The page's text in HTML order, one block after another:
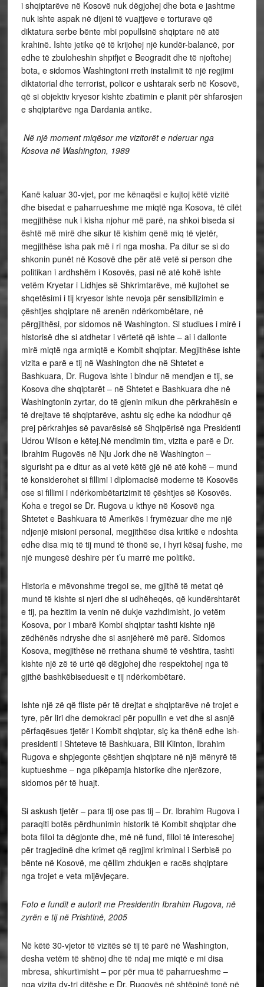
i shqiptarëve në Kosovë nuk dëgjohej dhe bota e jashtme
nuk ishte aspak në dijeni të vuajtjeve e torturave që
diktatura serbe bënte mbi popullsinë shqiptare në atë
krahinë. Ishte jetike që të krijohej një kundër-balancë, por
edhe të zbuloheshin shpifjet e Beogradit dhe të njoftohej
bota, e sidomos Washingtoni rreth instalimit të një regjimi
diktatorial dhe terrorist, policor e ushtarak serb në Kosovë,
që si objektiv kryesor kishte zbatimin e planit për shfarosjen
e shqiptarëve nga Dardania antike.
Në një moment miqësor me vizitorët e nderuar nga
Kosova në Washington, 1989
Kanë kaluar 30-vjet, por me kënaqësi e kujtoj këtë vizitë
dhe bisedat e paharrueshme me miqtë nga Kosova, të cilët
megjithëse nuk i kisha njohur më parë, na shkoi biseda si
është më mirë dhe sikur të kishim qenë miq të vjetër,
megjithëse isha pak më i ri nga mosha. Pa ditur se si do
shkonin punët në Kosovë dhe për atë vetë si person dhe
politikan i ardhshëm i Kosovës, pasi në atë kohë ishte
vetëm Kryetar i Lidhjes së Shkrimtarëve, më kujtohet se
shqetësimi i tij kryesor ishte nevoja për sensibilizimin e
çështjes shqiptare në arenën ndërkombëtare, në
përgjithësi, por sidomos në Washington. Si studiues i mirë i
historisë dhe si atdhetar i vërtetë që ishte – ai i dallonte
mirë miqtë nga armiqtë e Kombit shqiptar. Megjithëse ishte
vizita e parë e tij në Washington dhe në Shtetet e
Bashkuara, Dr. Rugova ishte i bindur në mendjen e tij, se
Kosova dhe shqiptarët – në Shtetet e Bashkuara dhe në
Washingtonin zyrtar, do të gjenin mikun dhe përkrahësin e
të drejtave të shqiptarëve, ashtu siç edhe ka ndodhur që
prej përkrahjes së pavarësisë së Shqipërisë nga Presidenti
Udrou Wilson e këtej.Në mendimin tim, vizita e parë e Dr.
Ibrahim Rugovës në Nju Jork dhe në Washington –
sigurisht pa e ditur as ai vetë këtë gjë në atë kohë – mund
të konsiderohet si fillimi i diplomacisë moderne të Kosovës
ose si fillimi i ndërkombëtarizimit të çështjes së Kosovës.
Koha e tregoi se Dr. Rugova u kthye në Kosovë nga
Shtetet e Bashkuara të Amerikës i frymëzuar dhe me një
ndjenjë misioni personal, megjithëse disa kritikë e ndoshta
edhe disa miq të tij mund të thonë se, i hyri kësaj fushe, me
një mungesë dëshire për t’u marrë me politikë.
Historia e mëvonshme tregoi se, me gjithë të metat që
mund të kishte si njeri dhe si udhëheqës, që kundërshtarët
e tij, pa hezitim ia venin në dukje vazhdimisht, jo vetëm
Kosova, por i mbarë Kombi shqiptar tashti kishte një
zëdhënës ndryshe dhe si asnjëherë më parë. Sidomos
Kosova, megjithëse në rrethana shumë të vështira, tashti
kishte një zë të urtë që dëgjohej dhe respektohej nga të
gjithë bashkëbiseduesit e tij ndërkombëtarë.
Ishte një zë që fliste për të drejtat e shqiptarëve në trojet e
tyre, për liri dhe demokraci për popullin e vet dhe si asnjë
përfaqësues tjetër i Kombit shqiptar, siç ka thënë edhe ish-
presidenti i Shteteve të Bashkuara, Bill Klinton, Ibrahim
Rugova e shpjegonte çështjen shqiptare në një mënyrë të
kuptueshme – nga pikëpamja historike dhe njerëzore,
sidomos për të huajt.
Si askush tjetër – para tij ose pas tij – Dr. Ibrahim Rugova i
paraqiti botës përdhunimin historik të Kombit shqiptar dhe
bota filloi ta dëgjonte dhe, më në fund, filloi të interesohej
për tragjedinë dhe krimet që regjimi kriminal i Serbisë po
bënte në Kosovë, me qëllim zhdukjen e racës shqiptare
nga trojet e veta mijëvjeçare.
Foto e fundit e autorit me Presidentin Ibrahim Rugova, në
zyrën e tij në Prishtinë, 2005
Në këtë 30-vjetor të vizitës së tij të parë në Washington,
desha vetëm të shënoj dhe të ndaj me miqtë e mi disa
mbresa, shkurtimisht – por për mua të paharrueshme –
nga vizita dy-tri ditëshe e Dr. Rugovës në shtëpinë tonë në